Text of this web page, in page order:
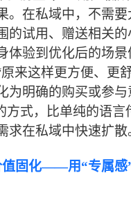
。在私域中，不需
的试用、赠送相关
体验到优化后的场景
来这样更方便、更
为明确的购买或参
方式，比单纯的语言
求在私域中快速扩散
固化——用“专属感